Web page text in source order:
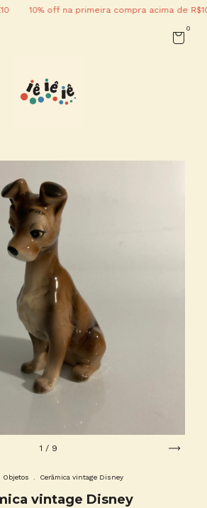
10% off na primeira compra acima de R$100
0
1 / 9
Objetos Cerâmica vintage Disney
vintage Disney